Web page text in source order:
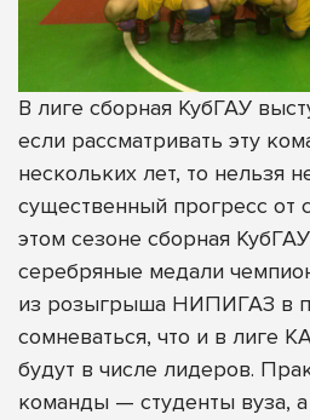
В лиге сборная КубГАУ
если рассматривать эту
нескольких лет, то нельзя
существенный прогресс от
этом сезоне сборная
серебряные медали
из розыгрыша НИПИГАЗ в
сомневаться, что и в лиге
будут в числе лидеров.
команды — студенты вуза,